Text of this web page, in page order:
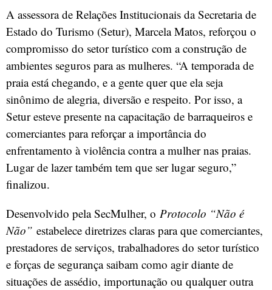
A assessora de Relações Institucionais da Secretaria de
Estado do Turismo (Setur), Marcela Matos, reforçou o
compromisso do setor turístico com a construção de
ambientes seguros para as mulheres. “A temporada de
praia está chegando, e a gente quer que ela seja
sinônimo de alegria, diversão e respeito. Por isso, a
Setur esteve presente na capacitação de barraqueiros e
comerciantes para reforçar a importância do
enfrentamento à violência contra a mulher nas praias.
Lugar de lazer também tem que ser lugar seguro,”
finalizou.
Desenvolvido pela SecMulher, o Protocolo “Não é
Não” estabelece diretrizes claras para que comerciantes,
prestadores de serviços, trabalhadores do setor turístico
e forças de segurança saibam como agir diante de
situações de assédio, importunação ou qualquer outra